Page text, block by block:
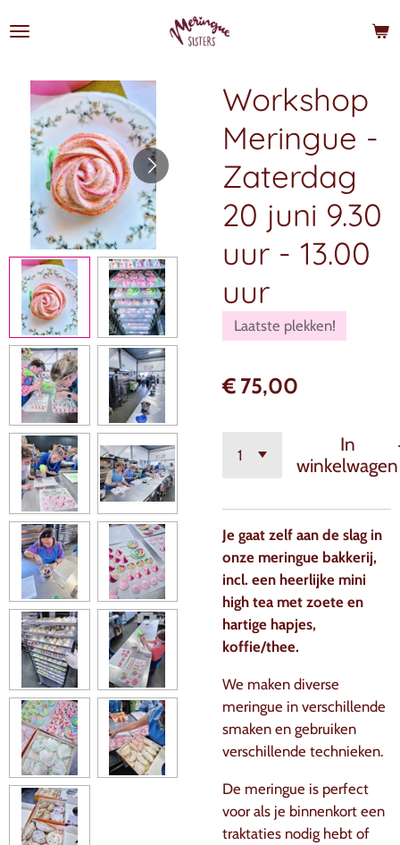
direct
hoofdinhoud
Workshop
Meringue -
Zaterdag
20 juni 9.30
uur - 13.00
uur
Laatste plekken!
€ 75,00
In
winkelwagen
Je gaat zelf aan de slag in
onze meringue bakkerij,
incl. een heerlijke mini
high tea met zoete en
hartige hapjes,
koffie/thee.
We maken diverse
meringue in verschillende
smaken en gebruiken
verschillende technieken.
De meringue is perfect
voor als je binnenkort een
traktaties nodig hebt of